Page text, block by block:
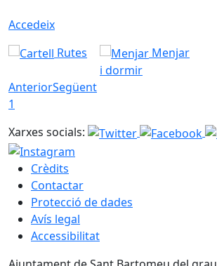
Accedeix
Rutes
Menjar
i dormir
AnteriorSegüent
1
Xarxes socials:
Crèdits
Contactar
Protecció de dades
Avís legal
Accessibilitat